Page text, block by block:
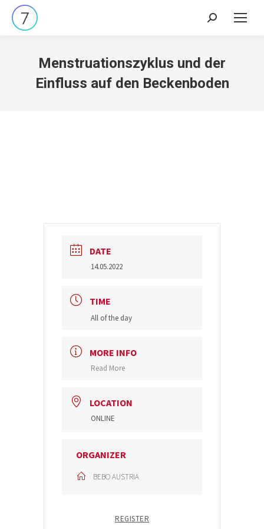
Search:
Menstruationszyklus und der
Einfluss auf den Beckenboden
DATE
14.05.2022
TIME
All of the day
MORE INFO
Read More
LOCATION
ONLINE
ORGANIZER
BEBO AUSTRIA
REGISTER